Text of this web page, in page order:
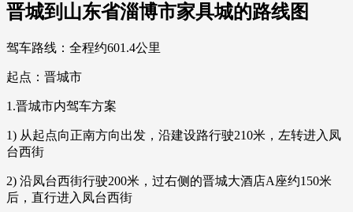
晋城到山东省淄博市家具城的路线图
驾车路线：全程约601.4公里
起点：晋城市
1.晋城市内驾车方案
1) 从起点向正南方向出发，沿建设路行驶210米，左转进入凤
台西街
2) 沿凤台西街行驶200米，过右侧的晋城大酒店A座约150米
后，直行进入凤台西街